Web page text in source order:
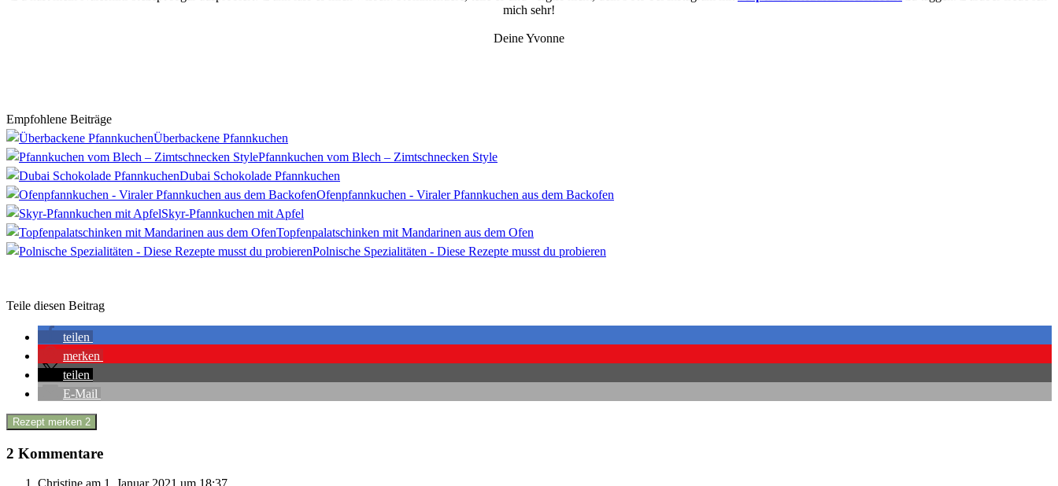
mich sehr!
Deine Yvonne
Empfohlene Beiträge
Überbackene Pfannkuchen
Pfannkuchen vom Blech – Zimtschnecken Style
Dubai Schokolade Pfannkuchen
Ofenpfannkuchen - Viraler Pfannkuchen aus dem Backofen
Skyr-Pfannkuchen mit Apfel
Topfenpalatschinken mit Mandarinen aus dem Ofen
Polnische Spezialitäten - Diese Rezepte musst du probieren
Teile diesen Beitrag
teilen
merken
teilen
E-Mail
Rezept merken 2
2 Kommentare